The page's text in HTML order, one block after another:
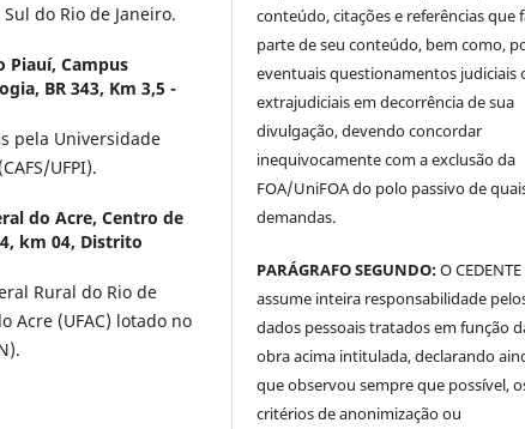
do Rio de Janeiro.
Piauí, Campus
BR 343, Km 3,5 -
pela Universidade
UFPI).
do Acre, Centro de
km 04, Distrito
Rural do Rio de
Acre (UFAC) lotado no
conteúdo, citações e referências que
parte de seu conteúdo, bem como,
eventuais questionamentos judiciais
extrajudiciais em decorrência de sua
divulgação, devendo concordar
inequivocamente com a exclusão da
FOA/UniFOA do polo passivo de
demandas.
PARÁGRAFO SEGUNDO:O CEDENTE
assume inteira responsabilidade
dados pessoais tratados em função
obra acima intitulada, declarando
que observou sempre que possível,
critérios de anonimização ou